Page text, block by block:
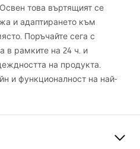
това въртящият се
и адаптирането към
Поръчайте сега с
в рамките на 24 ч. и
на продукта.
и функционалност на най-